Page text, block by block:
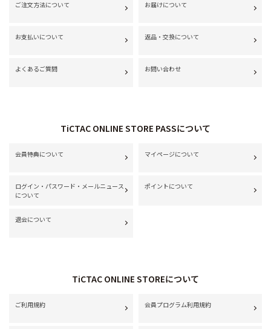
ご注文方法について お届けについて
お支払いについて 返品・交換について
よくあるご質問 お問い合わせ
TiCTAC ONLINE STORE PASSについて
会員特典について マイページについて
ログイン・パスワード・メールニュース
について
ポイントについて
退会について
TiCTAC ONLINE STOREについて
ご利用規約 会員プログラム利用規約